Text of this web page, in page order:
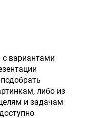
с вариантами
либо из
и задачам